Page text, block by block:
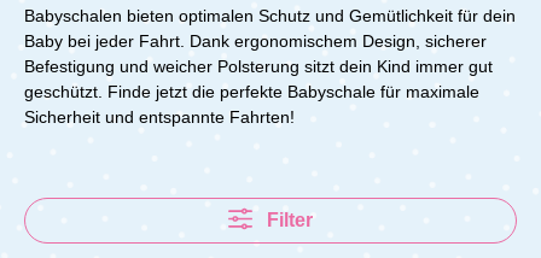
Babyschalen bieten optimalen Schutz und Gemütlichkeit für dein
Baby bei jeder Fahrt. Dank ergonomischem Design, sicherer
Befestigung und weicher Polsterung sitzt dein Kind immer gut
geschützt. Finde jetzt die perfekte Babyschale für maximale
Sicherheit und entspannte Fahrten!
Filter